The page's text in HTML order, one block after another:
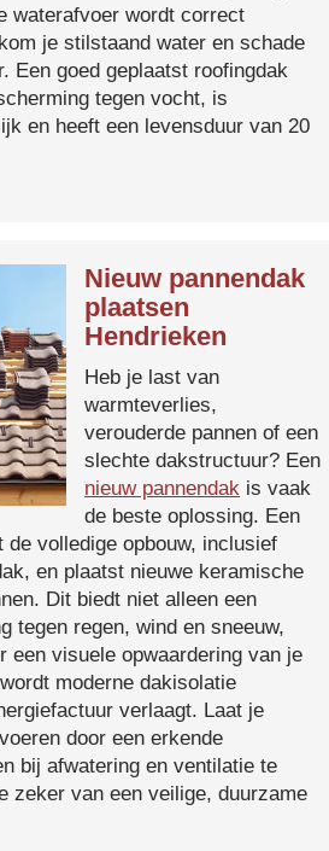
waterafvoer wordt correct
je stilstaand water en schade
Een goed geplaatst roofingdak
tegen vocht, is
en heeft een levensduur van 20
Nieuw pannendak
plaatsen
Hendrieken
Heb je last van
warmteverlies,
verouderde pannen of een
slechte dakstructuur? Een
nieuw pannendak is vaak
de beste oplossing. Een
volledige opbouw, inclusief
en plaatst nieuwe keramische
Dit biedt niet alleen een
tegen regen, wind en sneeuw,
een visuele opwaardering van je
moderne dakisolatie
verlaagt. Laat je
door een erkende
bij afwatering en ventilatie te
zeker van een veilige, duurzame